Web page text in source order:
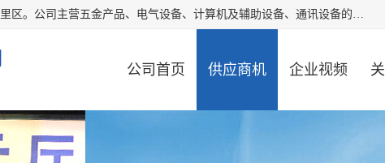
厦门欣锐仪器仪表有限公司成立于2006年，位于厦门市湖里区。公司主营五金产品、电气设备、计算机及辅助设备、通讯设备的批发与零售，同时涉及乐器、照相器材等文化用品的销售。此外，公司还提供通用设备、电气设备、仪器仪表的修理服务，以及信息系统集成、信息技术咨询、数据处理和存储等技术支持。公司致力于为客户提供全面的产品和服务，满足多样化的市场需求。
公司首页 供应商机 企业视频